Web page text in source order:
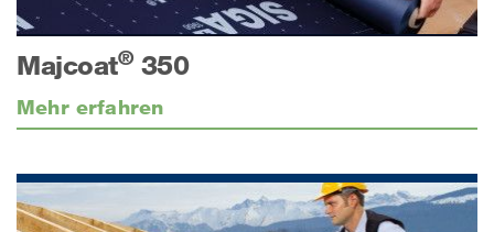
Majcoat®350
Mehr erfahren